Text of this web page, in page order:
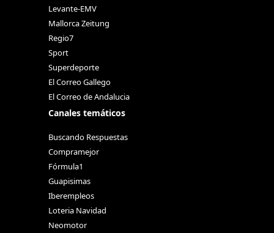
Levante-EMV
Mallorca Zeitung
Regio7
Sport
Superdeporte
El Correo Gallego
El Correo de Andalucia
Canales temáticos
Buscando Respuestas
Compramejor
Fórmula1
Guapisimas
Iberempleos
Loteria Navidad
Neomotor